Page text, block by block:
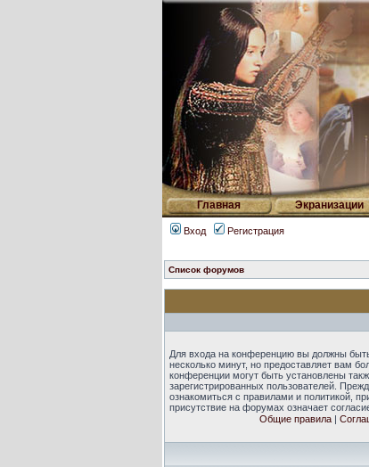
Главная Экранизации
Вход Регистрация
Список форумов
Для входа на конференцию вы должны
несколько минут, но предоставляет вам
конференции могут быть установлены
зарегистрированных пользователей.
ознакомиться с правилами и политикой,
присутствие на форумах означает
Общие правила |